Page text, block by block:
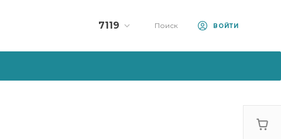
7119
Колл-центр:
Поиск ВОЙТИ